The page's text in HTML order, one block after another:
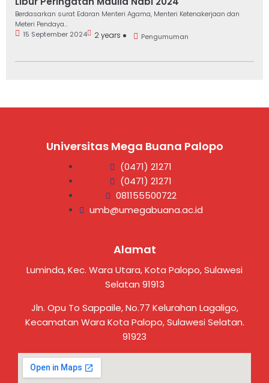
Berdasarkan surat Edaran Menteri Agama, Menteri Ketenakerjaan dan
Meteri Pendaya...
15 September 2024
2 years Pengumuman
Universitas Mega Buana Palopo
(0471) 21271
(0471) 21271
081155500722
umb@umegabuana.ac.id
Alamat
Luminda, Kec. Wara Utara, Kota Palopo, Sulawesi
Selatan 91913
Jln. Opu To Sappaile, No.77 Kelurahan Lagaligo,
Kecamatan Wara Kota Palopo, Sulawesi Selatan.
91923